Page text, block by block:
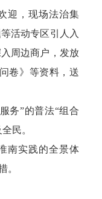
，现场法治集
活动专区引人入
周边商户，发放
卷》等资料，送
”的普法“组合
民。
实践的全景体
。